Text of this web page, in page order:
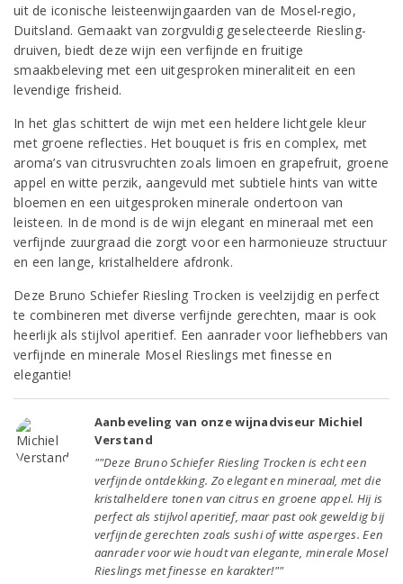
uit de iconische leisteenwijngaarden van de Mosel-regio,
Duitsland. Gemaakt van zorgvuldig geselecteerde Riesling-
druiven, biedt deze wijn een verfijnde en fruitige
smaakbeleving met een uitgesproken mineraliteit en een
levendige frisheid.
In het glas schittert de wijn met een heldere lichtgele kleur
met groene reflecties. Het bouquet is fris en complex, met
aroma’s van citrusvruchten zoals limoen en grapefruit, groene
appel en witte perzik, aangevuld met subtiele hints van witte
bloemen en een uitgesproken minerale ondertoon van
leisteen. In de mond is de wijn elegant en mineraal met een
verfijnde zuurgraad die zorgt voor een harmonieuze structuur
en een lange, kristalheldere afdronk.
Deze Bruno Schiefer Riesling Trocken is veelzijdig en perfect
te combineren met diverse verfijnde gerechten, maar is ook
heerlijk als stijlvol aperitief. Een aanrader voor liefhebbers van
verfijnde en minerale Mosel Rieslings met finesse en
elegantie!
Aanbeveling van onze wijnadviseur Michiel
Verstand
""Deze Bruno Schiefer Riesling Trocken is echt een
verfijnde ontdekking. Zo elegant en mineraal, met die
kristalheldere tonen van citrus en groene appel. Hij is
perfect als stijlvol aperitief, maar past ook geweldig bij
verfijnde gerechten zoals sushi of witte asperges. Een
aanrader voor wie houdt van elegante, minerale Mosel
Rieslings met finesse en karakter!""